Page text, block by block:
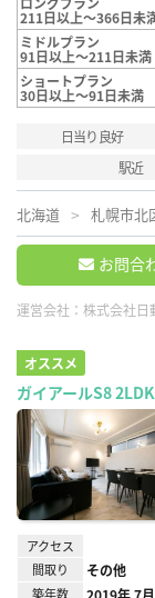
211日以上～366日未
ミドルプラン
91日以上～211日未満
ショートプラン
30日以上～91日未満
日当り良好
駅近
北海道 札幌市北
お問合
運営会社： 株式会社日
オススメ
ガイアールS8
アクセス
間取り
その他
築年数 2019年 7